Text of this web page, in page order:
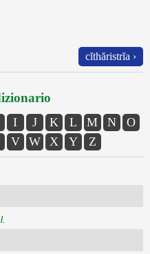
cĭthăristrĭa ›
I J K L M N
O
V W X Y Z